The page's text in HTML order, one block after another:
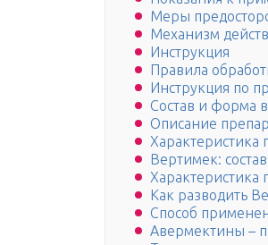
Меры
Механизм
Инструкция
Правила
Инструкция по
Состав и форма
Описание
Характеристика
Вертимек:
Характеристика
Как разводить
Способ
Авермектины –